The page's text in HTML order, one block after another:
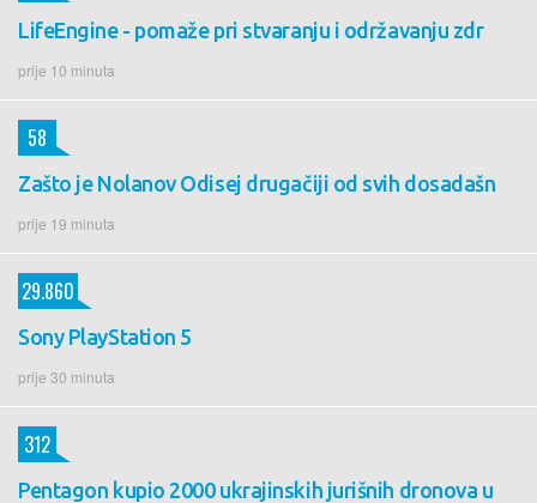
LifeEngine - pomaže pri stvaranju i održavanju zdr
prije 10 minuta
Zašto je Nolanov Odisej drugačiji od svih dosadašn
prije 19 minuta
58
Sony PlayStation 5
prije 30 minuta
29.860
Pentagon kupio 2000 ukrajinskih jurišnih dronova u
312